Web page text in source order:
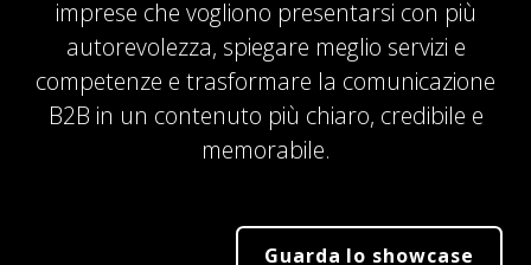
imprese che vogliono presentarsi con più
autorevolezza, spiegare meglio servizi e
competenze e trasformare la comunicazione
B2B in un contenuto più chiaro, credibile e
memorabile.
Guarda lo showcase